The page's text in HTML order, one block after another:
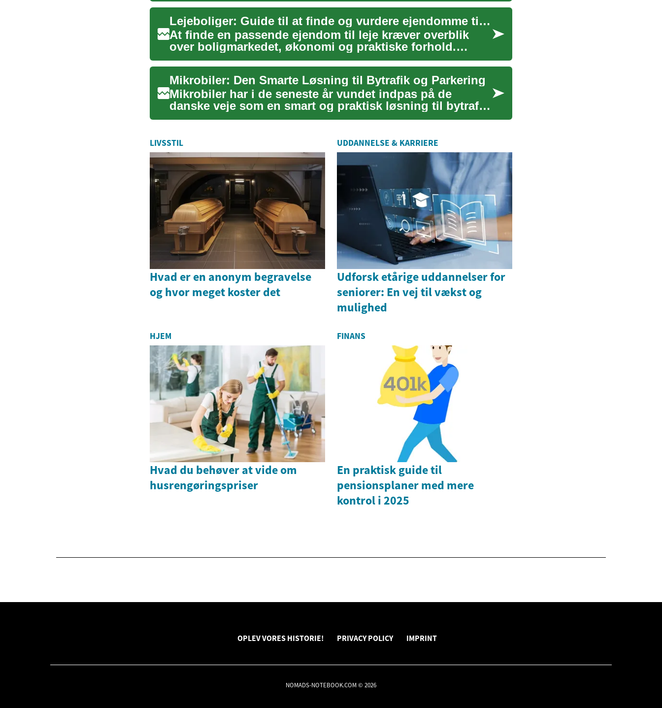
Lejeboliger: Guide til at finde og vurdere ejendomme til leje
At finde en passende ejendom til leje kræver overblik
over boligmarkedet, økonomi og praktiske forhold.
Denne guide g...
Mikrobiler: Den Smarte Løsning til Bytrafik og Parkering
Mikrobiler har i de seneste år vundet indpas på de
danske veje som en smart og praktisk løsning til bytrafik
og parke...
LIVSSTIL
Hvad er en anonym begravelse
og hvor meget koster det
UDDANNELSE & KARRIERE
Udforsk etårige uddannelser for
seniorer: En vej til vækst og
mulighed
HJEM
Hvad du behøver at vide om
husrengøringspriser
FINANS
En praktisk guide til
pensionsplaner med mere
kontrol i 2025
OPLEV VORES HISTORIE! PRIVACY POLICY IMPRINT
NOMADS-NOTEBOOK.COM © 2026